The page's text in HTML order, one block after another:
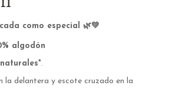
como especial 🌿💚
algodón
.
la delantera y escote cruzado en la